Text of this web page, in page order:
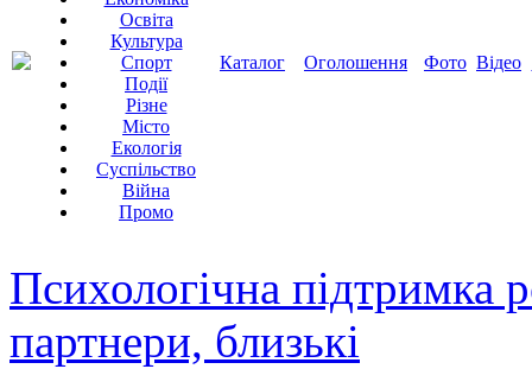
Освіта
Культура
Спорт
Події
Різне
Місто
Екологія
Суспільство
Війна
Промо
Каталог Оголошення Фото Відео
Психологічна підтримка
партнери, близькі